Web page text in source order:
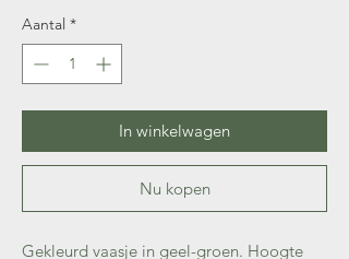
Aantal *
In winkelwagen
Nu kopen
Gekleurd vaasje in geel-groen. Hoogte